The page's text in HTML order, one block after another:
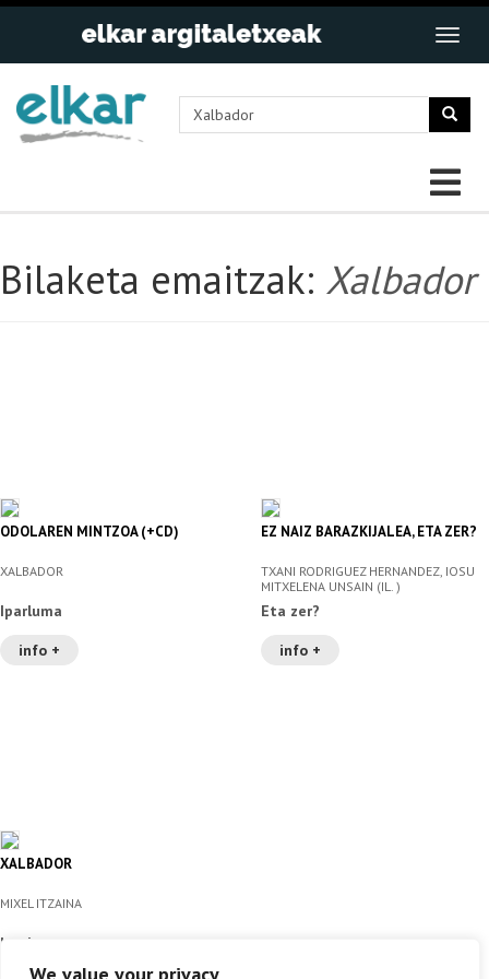
Bilaketa emaitzak: Xalbador
ODOLAREN MINTZOA (+CD)
XALBADOR
Iparluma
info +
EZ NAIZ BARAZKIJALEA, ETA ZER?
TXANI RODRIGUEZ HERNANDEZ, IOSU
MITXELENA UNSAIN (IL. )
Eta zer?
info +
XALBADOR
MIXEL ITZAINA
Iparluma